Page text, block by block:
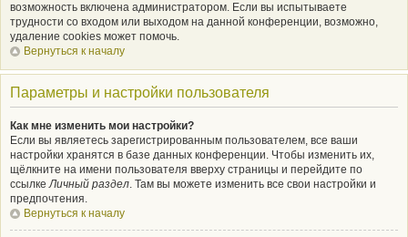
возможность включена администратором. Если вы испытываете
трудности со входом или выходом на данной конференции, возможно,
удаление cookies может помочь.
Вернуться к началу
Параметры и настройки пользователя
Как мне изменить мои настройки?
Если вы являетесь зарегистрированным пользователем, все ваши
настройки хранятся в базе данных конференции. Чтобы изменить их,
щёлкните на имени пользователя вверху страницы и перейдите по
ссылкеЛичный раздел. Там вы можете изменить все свои настройки и
предпочтения.
Вернуться к началу